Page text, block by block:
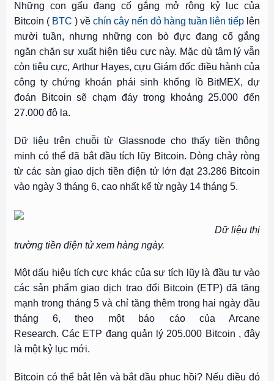
Những con gấu đang cố gắng mở rộng kỷ lục của
Bitcoin ( BTC ) về chín cây nến đỏ hàng tuần liên tiếp lên
mười tuần, nhưng những con bò đực đang cố gắng
ngăn chặn sự xuất hiện tiêu cực này. Mặc dù tâm lý vẫn
còn tiêu cực, Arthur Hayes, cựu Giám đốc điều hành của
công ty chứng khoán phái sinh khổng lồ BitMEX, dự
đoán
Bitcoin sẽ chạm đáy trong khoảng 25.000 đến
27.000 đô la.
Dữ liệu trên chuỗi từ Glassnode cho thấy tiền thông
minh có thể đã bắt đầutích lũy Bitcoin. Dòng chảy ròng
từ các sàn giao dịch tiền điện tử lớn đạt 23.286 Bitcoin
vào ngày 3 tháng 6, cao nhất kể từ ngày 14 tháng 5.
Dữ liệu thị
trường tiền điện tử xem hàng ngày.
Một dấu hiệu tích cực khác của sự tích lũy là đầu tư vào
các sản phẩm giao dịch trao đổi Bitcoin (ETP) đã tăng
mạnh trong tháng 5 và chỉ tăng thêm trong hai ngày đầu
tháng 6, theo một báo cáo của Arcane
Research. Các ETP đang quản lý 205.000 Bitcoin , đây
là một kỷ lục mới.
Bitcoin có thể bật lên và bắt đầu phục hồi? Nếu điều đó